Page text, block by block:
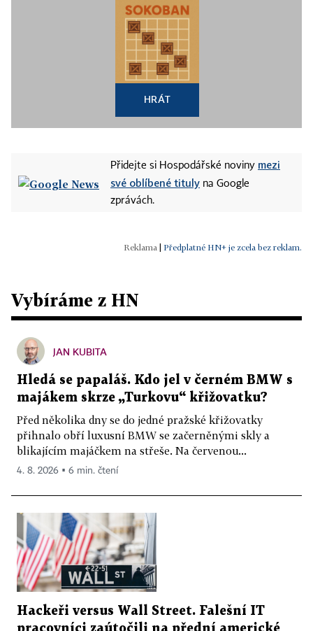
HRÁT
Přidejte si Hospodářské noviny mezi
své oblíbené tituly na Google
zprávách.
Předplatné HN+ je zcela bez reklam.
Vybíráme z HN
JAN KUBITA
Hledá se papaláš. Kdo jel v černém BMW s
majákem skrze „Turkovu“ křižovatku?
Před několika dny se do jedné pražské křižovatky
přihnalo obří luxusní BMW se začerněnými skly a
blikajícím majáčkem na střeše. Na červenou...
4. 8. 2026 ▪ 6 min. čtení
Hackeři versus Wall Street. Falešní IT
pracovníci zaútočili na přední americké